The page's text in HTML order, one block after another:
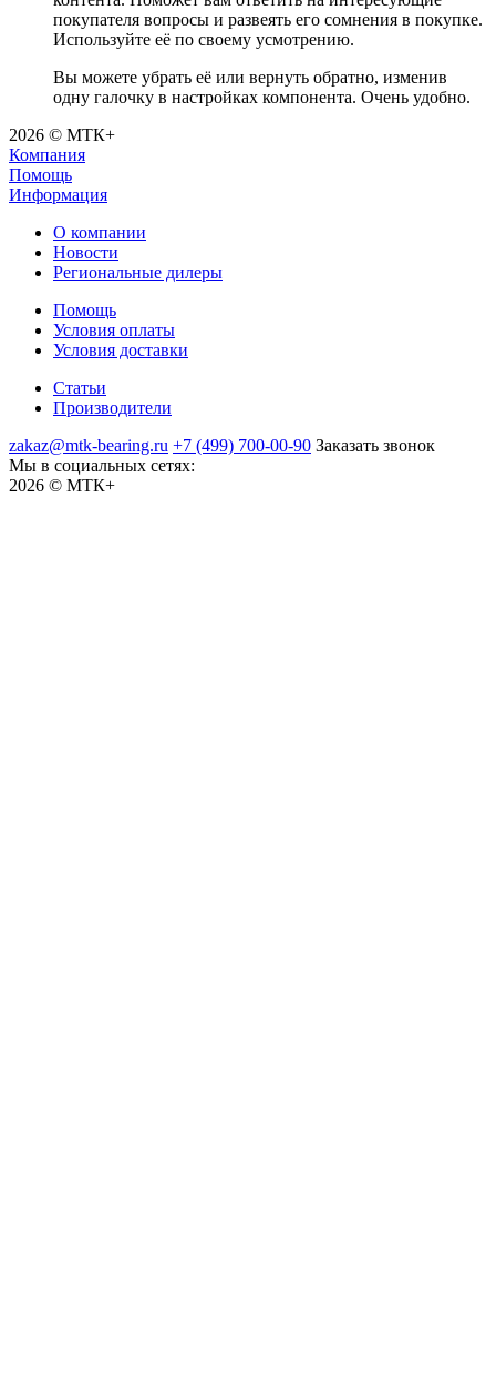
покупателя вопросы и развеять его сомнения в покупке.
Используйте её по своему усмотрению.
Вы можете убрать её или вернуть обратно, изменив
одну галочку в настройках компонента. Очень удобно.
2026 © МТК+
Компания
Помощь
Информация
О компании
Новости
Региональные дилеры
Помощь
Условия оплаты
Условия доставки
Статьи
Производители
zakaz@mtk-bearing.ru +7 (499) 700-00-90 Заказать звонок
Мы в социальных сетях:
2026 © МТК+